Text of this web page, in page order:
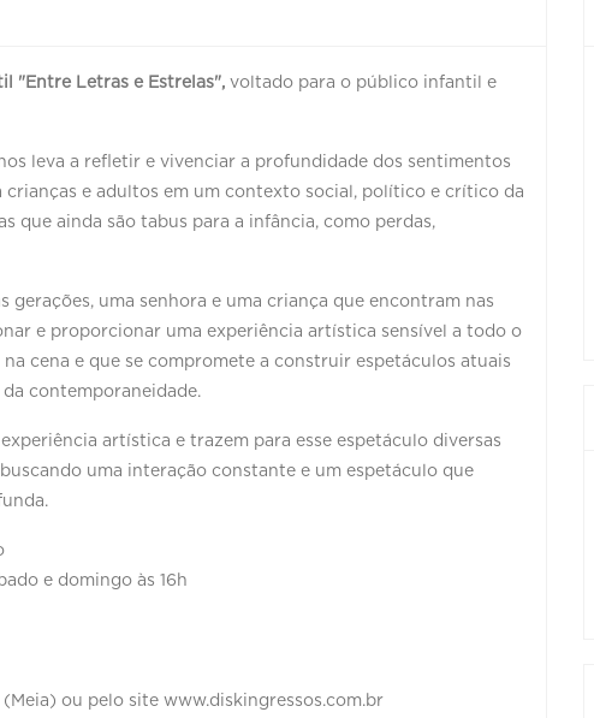
"Entre Letras e Estrelas", voltado para o público infantil e
leva a refletir e vivenciar a profundidade dos sentimentos
crianças e adultos em um contexto social, político e crítico da
que ainda são tabus para a infância, como perdas,
gerações, uma senhora e uma criança que encontram nas
e proporcionar uma experiência artística sensível a todo o
cena e que se compromete a construir espetáculos atuais
contemporaneidade.
artística e trazem para esse espetáculo diversas
uma interação constante e um espetáculo que
e domingo às 16h
ou pelo site www.diskingressos.com.br